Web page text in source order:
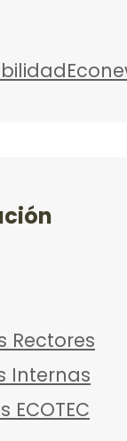
Rectores
Internas
ECOTEC